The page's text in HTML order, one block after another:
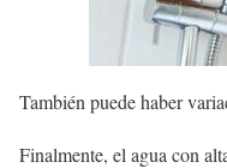
También puede haber
Finalmente, el agua con